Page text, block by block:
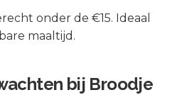
onder de €15. Ideaal
maaltijd.
bij Broodje